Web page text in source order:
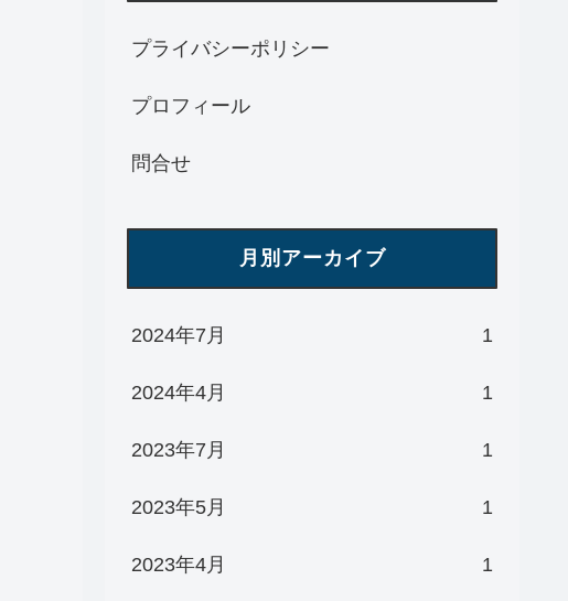
プライバシーポリシー
プロフィール
問合せ
月別アーカイブ
2024年7月 1
2024年4月 1
2023年7月 1
2023年5月 1
2023年4月 1